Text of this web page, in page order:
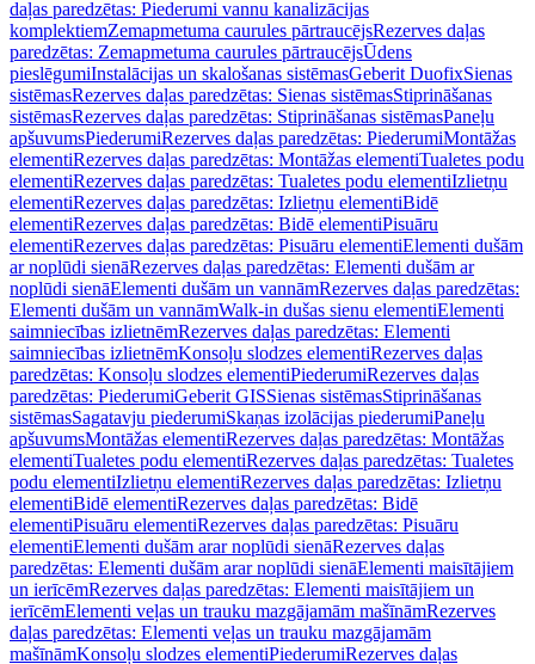
daļas paredzētas: Piederumi vannu kanalizācijas
komplektiemZemapmetuma caurules pārtraucējsRezerves daļas
paredzētas: Zemapmetuma caurules pārtraucējsŪdens
pieslēgumiInstalācijas un skalošanas sistēmasGeberit DuofixSienas
sistēmasRezerves daļas paredzētas: Sienas sistēmasStiprināšanas
sistēmasRezerves daļas paredzētas: Stiprināšanas sistēmasPaneļu
apšuvumsPiederumiRezerves daļas paredzētas: PiederumiMontāžas
elementiRezerves daļas paredzētas: Montāžas elementiTualetes podu
elementiRezerves daļas paredzētas: Tualetes podu elementiIzlietņu
elementiRezerves daļas paredzētas: Izlietņu elementiBidē
elementiRezerves daļas paredzētas: Bidē elementiPisuāru
elementiRezerves daļas paredzētas: Pisuāru elementiElementi dušām
ar noplūdi sienāRezerves daļas paredzētas: Elementi dušām ar
noplūdi sienāElementi dušām un vannāmRezerves daļas paredzētas:
Elementi dušām un vannāmWalk-in dušas sienu elementiElementi
saimniecības izlietnēmRezerves daļas paredzētas: Elementi
saimniecības izlietnēmKonsoļu slodzes elementiRezerves daļas
paredzētas: Konsoļu slodzes elementiPiederumiRezerves daļas
paredzētas: PiederumiGeberit GISSienas sistēmasStiprināšanas
sistēmasSagatavju piederumiSkaņas izolācijas piederumiPaneļu
apšuvumsMontāžas elementiRezerves daļas paredzētas: Montāžas
elementiTualetes podu elementiRezerves daļas paredzētas: Tualetes
podu elementiIzlietņu elementiRezerves daļas paredzētas: Izlietņu
elementiBidē elementiRezerves daļas paredzētas: Bidē
elementiPisuāru elementiRezerves daļas paredzētas: Pisuāru
elementiElementi dušām arar noplūdi sienāRezerves daļas
paredzētas: Elementi dušām arar noplūdi sienāElementi maisītājiem
un ierīcēmRezerves daļas paredzētas: Elementi maisītājiem un
ierīcēmElementi veļas un trauku mazgājamām mašīnāmRezerves
daļas paredzētas: Elementi veļas un trauku mazgājamām
mašīnāmKonsoļu slodzes elementiPiederumiRezerves daļas